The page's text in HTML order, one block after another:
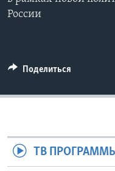
Языки
России
Поделиться
ТВ